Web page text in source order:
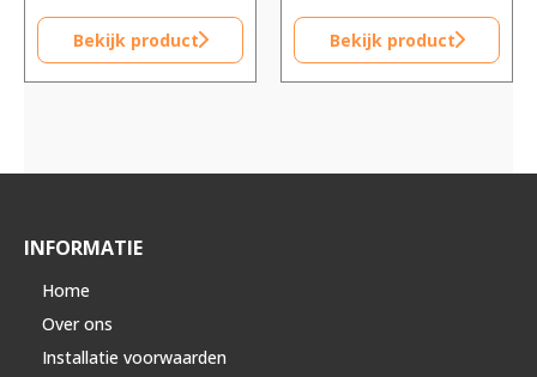
Bekijk product Bekijk product
INFORMATIE
Home
Over ons
Installatie voorwaarden